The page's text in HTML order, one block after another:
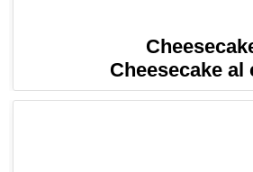
Cheesecake al